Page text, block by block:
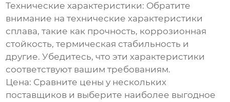
Технические характеристики: Обратите
внимание на технические характеристики
сплава, такие как прочность, коррозионная
стойкость, термическая стабильность и
другие. Убедитесь, что эти характеристики
соответствуют вашим требованиям.
Цена: Сравните цены у нескольких
поставщиков и выберите наиболее выгодное